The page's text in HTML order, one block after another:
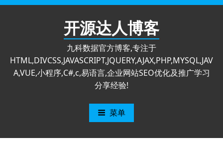
跳
开源达人博客
九科数据官方博客,专注于
HTML,DIVCSS,JAVASCRIPT,JQUERY,AJAX,PHP,MYSQL,JAV
A,VUE,小程序,C#,c,易语言,企业网站SEO优化及推广学习
分享经验!
菜单